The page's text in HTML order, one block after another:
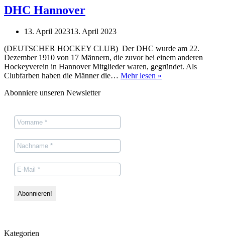
DHC Hannover
13. April 202313. April 2023
(DEUTSCHER HOCKEY CLUB) Der DHC wurde am 22.
Dezember 1910 von 17 Männern, die zuvor bei einem anderen
Hockeyverein in Hannover Mitglieder waren, gegründet. Als
Clubfarben haben die Männer die… Mehr lesen »
Abonniere unseren Newsletter
Kategorien